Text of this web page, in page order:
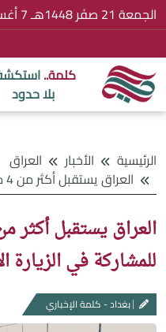
الجمعة 21 صفَر 1448هـ 7 أغسطس 2026
كلمة..
بلا حدود
الرئيسية الأخبار
العراق
العراق يستقبل أكثر من 4 ملايين زائر أجنبي للمشاركة في الزيارة الأربعينية
للمشاركة في الزيارة
بغداد - كلمة الإخباري